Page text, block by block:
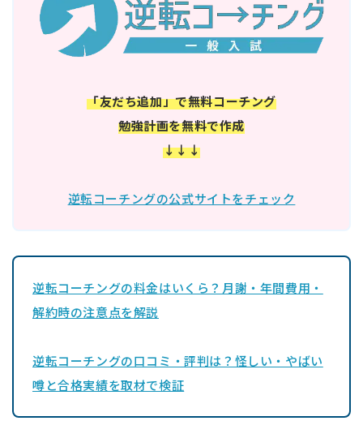
「友だち追加」で無料コーチング
勉強計画を無料で作成
↓↓↓
逆転コーチングの公式サイトをチェック
逆転コーチングの料金はいくら？月謝・年間費用・
解約時の注意点を解説
逆転コーチングの口コミ・評判は？怪しい・やばい
噂と合格実績を取材で検証